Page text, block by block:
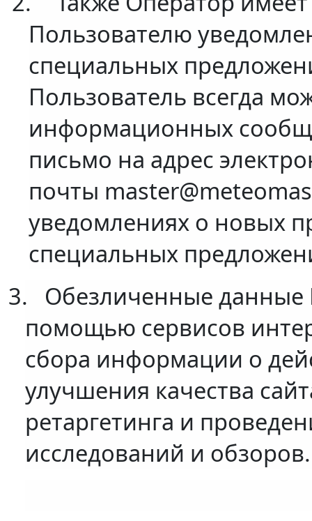
Пользователю
специальных
Пользователь всегда
информационных
письмо на адрес
почты master
уведомлениях о новых
специальных
3.
Обезличенные данные
помощью сервисов
сбора информации о
улучшения качества
ретаргетинга и
исследований и обзоров.